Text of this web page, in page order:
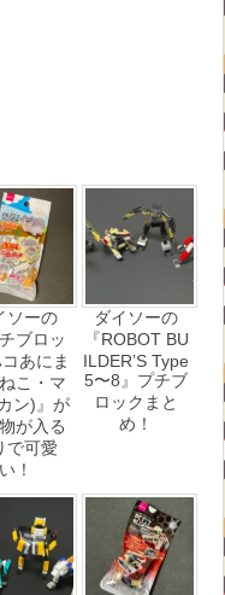
ソーの
チブロッ
あにま
こ・マ
ン)』が
が入る
で可愛
い！
ダイソーの
『ROBOT BU
ILDER’S Type
5〜8』プチブ
ロックまと
め！